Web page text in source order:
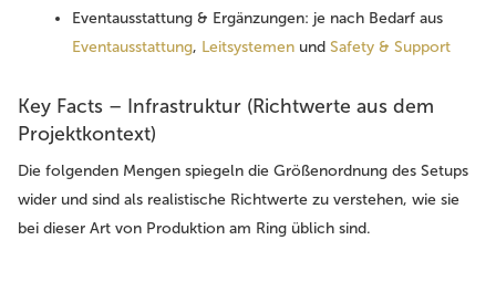
Eventausstattung & Ergänzungen: je nach Bedarf aus
Eventausstattung, Leitsystemen undSafety & Support
Key Facts – Infrastruktur (Richtwerte aus dem
Projektkontext)
Die folgenden Mengen spiegeln die Größenordnung des Setups
wider und sind als realistische Richtwerte zu verstehen, wie sie
bei dieser Art von Produktion am Ring üblich sind.